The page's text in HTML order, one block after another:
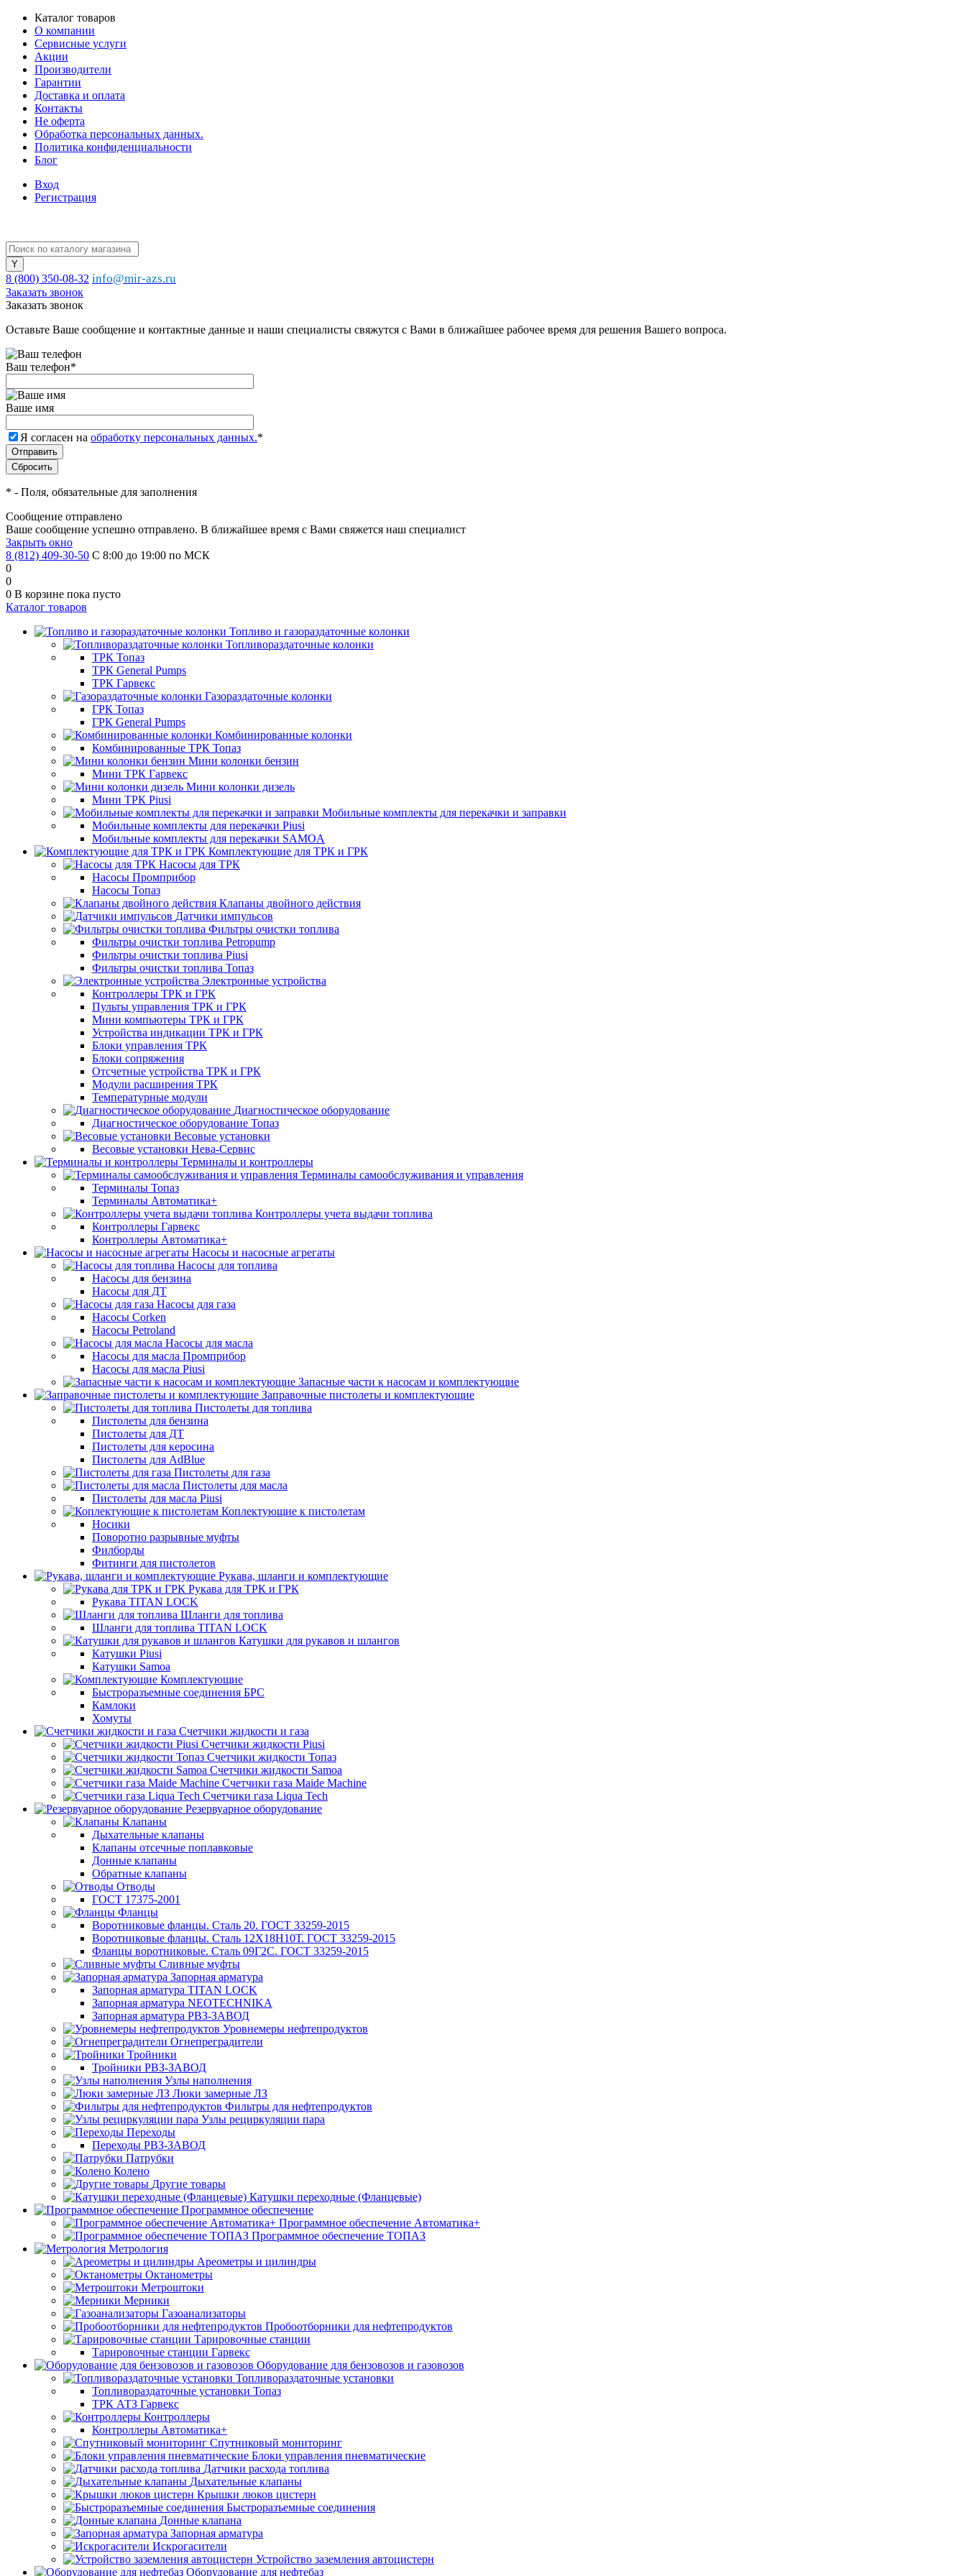
Каталог товаров
О компании
Сервисные услуги
Акции
Производители
Гарантии
Доставка и оплата
Контакты
Не оферта
Обработка персональных данных.
Политика конфиденциальности
Блог
Вход
Регистрация
8 (800) 350-08-32 info@mir-azs.ru
Заказать звонок
Заказать звонок
Оставьте Ваше сообщение и контактные данные и наши специалисты свяжутся с Вами в ближайшее рабочее время для решения Вашего вопроса.
Ваш телефон*
Ваше имя
Я согласен на обработку персональных данных.*
* - Поля, обязательные для заполнения
Сообщение отправлено
Ваше сообщение успешно отправлено. В ближайшее время с Вами свяжется наш специалист
Закрыть окно
8 (812) 409-30-50 С 8:00 до 19:00 по МСК
0
0
0 В корзине пока пусто
Каталог товаров
Топливо и газораздаточные колонки
Топливораздаточные колонки
ТРК Топаз
ТРК General Pumps
ТРК Гарвекс
Газораздаточные колонки
ГРК Топаз
ГРК General Pumps
Комбинированные колонки
Комбинированные ТРК Топаз
Мини колонки бензин
Мини ТРК Гарвекс
Мини колонки дизель
Мини ТРК Piusi
Мобильные комплекты для перекачки и заправки
Мобильные комплекты для перекачки Piusi
Мобильные комплекты для перекачки SAMOA
Комплектующие для ТРК и ГРК
Насосы для ТРК
Насосы Промприбор
Насосы Топаз
Клапаны двойного действия
Датчики импульсов
Фильтры очистки топлива
Фильтры очистки топлива Petropump
Фильтры очистки топлива Piusi
Фильтры очистки топлива Топаз
Электронные устройства
Контроллеры ТРК и ГРК
Пульты управления ТРК и ГРК
Мини компьютеры ТРК и ГРК
Устройства индикации ТРК и ГРК
Блоки управления ТРК
Блоки сопряжения
Отсчетные устройства ТРК и ГРК
Модули расширения ТРК
Температурные модули
Диагностическое оборудование
Диагностическое оборудование Топаз
Весовые установки
Весовые установки Нева-Сервис
Терминалы и контроллеры
Терминалы самообслуживания и управления
Терминалы Топаз
Терминалы Автоматика+
Контроллеры учета выдачи топлива
Контроллеры Гарвекс
Контроллеры Автоматика+
Насосы и насосные агрегаты
Насосы для топлива
Насосы для бензина
Насосы для ДТ
Насосы для газа
Насосы Corken
Насосы Petroland
Насосы для масла
Насосы для масла Промприбор
Насосы для масла Piusi
Запасные части к насосам и комплектующие
Заправочные пистолеты и комплектующие
Пистолеты для топлива
Пистолеты для бензина
Пистолеты для ДТ
Пистолеты для керосина
Пистолеты для AdBlue
Пистолеты для газа
Пистолеты для масла
Пистолеты для масла Piusi
Коплектующие к пистолетам
Носики
Поворотно разрывные муфты
Филборды
Фитинги для пистолетов
Рукава, шланги и комплектующие
Рукава для ТРК и ГРК
Рукава TITAN LOCK
Шланги для топлива
Шланги для топлива TITAN LOCK
Катушки для рукавов и шлангов
Катушки Piusi
Катушки Samoa
Комплектующие
Быстроразъемные соединения БРС
Камлоки
Хомуты
Счетчики жидкости и газа
Счетчики жидкости Piusi
Счетчики жидкости Топаз
Счетчики жидкости Samoa
Счетчики газа Maide Machine
Счетчики газа Liqua Tech
Резервуарное оборудование
Клапаны
Дыхательные клапаны
Клапаны отсечные поплавковые
Донные клапаны
Обратные клапаны
Отводы
ГОСТ 17375-2001
Фланцы
Воротниковые фланцы. Сталь 20. ГОСТ 33259-2015
Воротниковые фланцы. Сталь 12Х18Н10Т. ГОСТ 33259-2015
Фланцы воротниковые. Сталь 09Г2С. ГОСТ 33259-2015
Сливные муфты
Запорная арматура
Запорная арматура TITAN LOCK
Запорная арматура NEOTECHNIKA
Запорная арматура РВЗ-ЗАВОД
Уровнемеры нефтепродуктов
Огнепреградители
Тройники
Тройники РВЗ-ЗАВОД
Узлы наполнения
Люки замерные ЛЗ
Фильтры для нефтепродуктов
Узлы рециркуляции пара
Переходы
Переходы РВЗ-ЗАВОД
Патрубки
Колено
Другие товары
Катушки переходные (Фланцевые)
Программное обеспечение
Программное обеспечение Автоматика+
Программное обеспечение ТОПАЗ
Метрология
Ареометры и цилиндры
Октанометры
Метроштоки
Мерники
Газоанализаторы
Пробоотборники для нефтепродуктов
Тарировочные станции
Тарировочные станции Гарвекс
Оборудование для бензовозов и газовозов
Топливораздаточные установки
Топливораздаточные установки Топаз
ТРК АТЗ Гарвекс
Контроллеры
Контроллеры Автоматика+
Спутниковый мониторинг
Блоки управления пневматические
Датчики расхода топлива
Дыхательные клапаны
Крышки люков цистерн
Быстроразъемные соединения
Донные клапана
Запорная арматура
Искрогасители
Устройство заземления автоцистерн
Оборудование для нефтебаз